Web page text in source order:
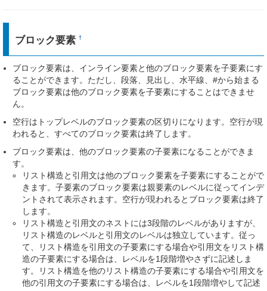
ブロック要素†
ブロック要素は、インライン要素と他のブロック要素を子要素にす
ることができます。ただし、段落、見出し、水平線、#から始まる
ブロック要素は他のブロック要素を子要素にすることはできませ
ん。
空行はトップレベルのブロック要素の区切りになります。空行が現
われると、すべてのブロック要素は終了します。
ブロック要素は、他のブロック要素の子要素になることができま
す。
リスト構造と引用文は他のブロック要素を子要素にすることがで
きます。子要素のブロック要素は親要素のレベルに従ってインデ
ントされて表示されます。空行が現われるとブロック要素は終了
します。
リスト構造と引用文のネストには3段階のレベルがありますが、
リスト構造のレベルと引用文のレベルは独立しています。従っ
て、リスト構造を引用文の子要素にする場合や引用文をリスト構
造の子要素にする場合は、レベルを1段階増やさずに記述しま
す。リスト構造を他のリスト構造の子要素にする場合や引用文を
他の引用文の子要素にする場合は、レベルを1段階増やして記述